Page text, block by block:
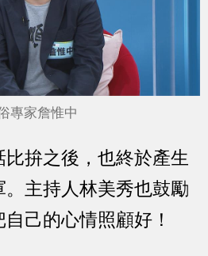
專家詹惟中
拚之後，也終於產生
主持人林美秀也鼓勵
己的心情照顧好！